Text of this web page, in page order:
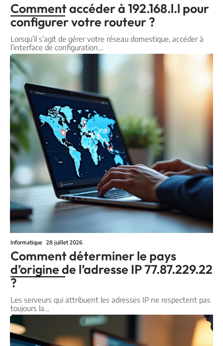
Comment accéder à 192.168.l.l pour
configurer votre routeur ?
Lorsqu’il s’agit de gérer votre réseau domestique, accéder à
l’interface de configuration…
Informatique 28 juillet 2026
Comment déterminer le pays
d’origine de l’adresse IP 77.87.229.22
?
Les serveurs qui attribuent les adresses IP ne respectent pas
toujours la